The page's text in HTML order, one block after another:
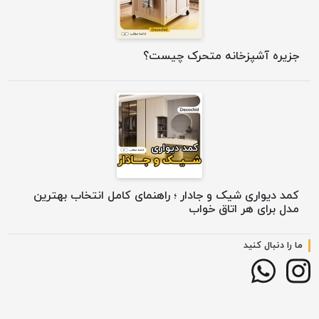
جزیره آشپزخانه متحرک چیست؟
کمد دیواری شیک و جادار ؛ راهنمای کامل انتخاب بهترین
مدل برای هر اتاق خواب
ما را دنبال کنید